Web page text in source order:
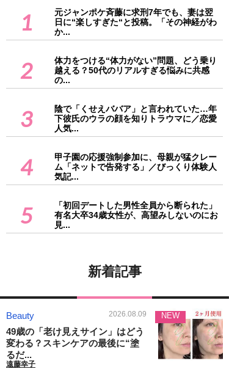
1
元ジャンポケ斉藤に求刑7年でも、妻は翌
日に“楽しすぎた“と投稿。「その神経がわ
か...
2
体力をつける“体力がない”問題、どう乗り
越える？50代のリアルすぎる悩みに共感
の...
3
陰で「くせえババア」と言われていた…年
下彼氏のウラの顔を知りトラウマに／恋愛
人気...
4
甲子園の応援強制参加に、母親が猛クレー
ム「ネットで告発する」／びっくり体験人
気記...
5
「初回デートした男性全員から断られた」
有名大卒34歳女性が、高望みしないのにお
見...
新着記事
Beauty 2026.08.09
49歳の「老け見えサイン」はどう
変わる？スキンケアの最後に“塗
るだ...
遠藤幸子
NEW